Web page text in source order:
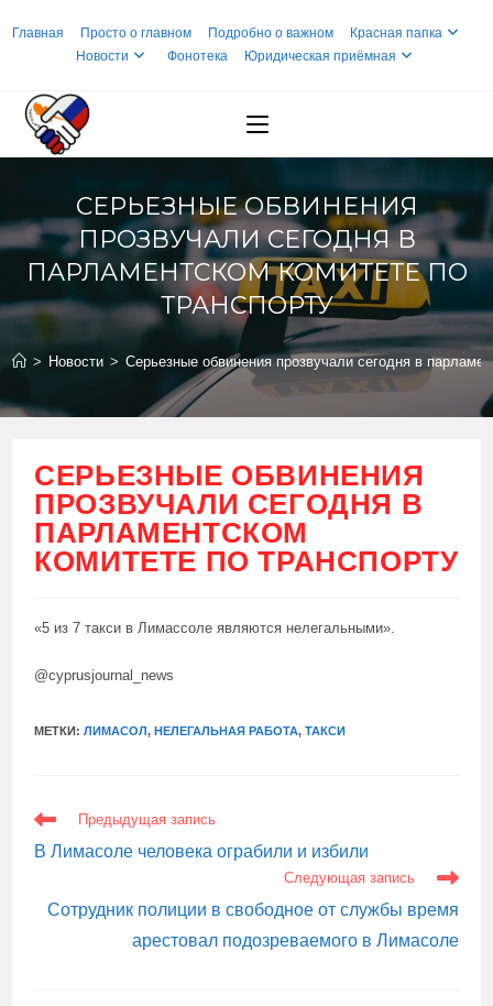
Главная Просто о главном Подробно о важном
Красная папка
Новости
Фонотека Юридическая приёмная
СЕРЬЕЗНЫЕ ОБВИНЕНИЯ
ПРОЗВУЧАЛИ СЕГОДНЯ В
ПАРЛАМЕНТСКОМ КОМИТЕТЕ ПО
ТРАНСПОРТУ
> Новости > Серьезные обвинения прозвучали сегодня в
СЕРЬЕЗНЫЕ ОБВИНЕНИЯ
ПРОЗВУЧАЛИ СЕГОДНЯ В
ПАРЛАМЕНТСКОМ
КОМИТЕТЕ ПО ТРАНСПОРТУ
«5 из 7 такси в Лимассоле являются нелегальными».
@cyprusjournal_news
МЕТКИ:ЛИМАСОЛ, НЕЛЕГАЛЬНАЯ РАБОТА, ТАКСИ
ЕЩЕ
СТАТЬИ
Предыдущая запись
В Лимасоле человека ограбили и избили
Следующая запись
Сотрудник полиции в свободное от службы время
арестовал подозреваемого в Лимасоле